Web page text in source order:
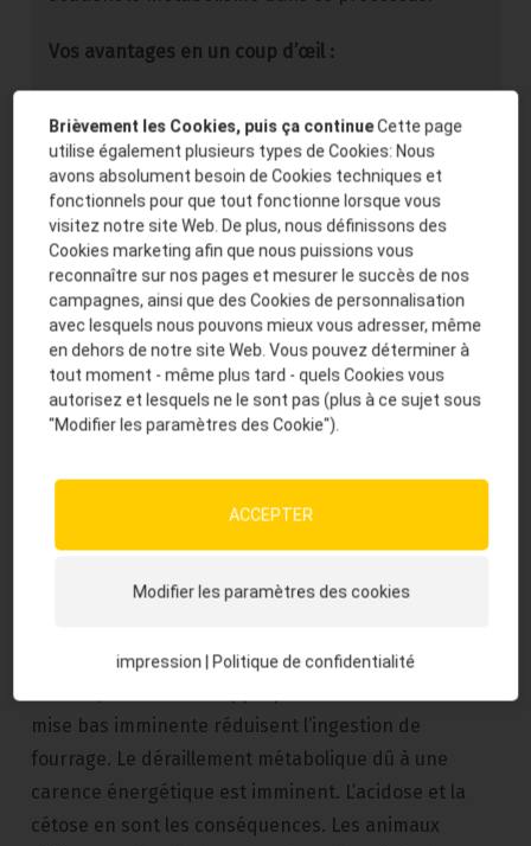
Vos avantages en un coup d’œil :
de comportement post-partum et de
déplacement de la caillette.
✓Haute performance grâce à une préparation
optimale du métabolisme.
✓Vitalité des veaux grâce à des dépôts de
substances actives complets.
Une alimentation complémentaire
adaptée pour préparer la naissance
Pour que le début de la lactation soit réussi, la vache
élevé permet de stabiliser le métabolisme.
un apport alimentaire élevé. La chaleur, la haute
mise bas imminente réduisent l’ingestion de
fourrage. Le déraillement métabolique dû à une
carence énergétique est imminent. L’acidose et la
cétose en sont les conséquences. Les animaux
Brièvement les Cookies, puis ça continueCette page
utilise également plusieurs types de Cookies: Nous
avons absolument besoin de Cookies techniques et
fonctionnels pour que tout fonctionne lorsque vous
visitez notre site Web. De plus, nous définissons des
Cookies marketing afin que nous puissions vous
reconnaître sur nos pages et mesurer le succès de nos
campagnes, ainsi que des Cookies de personnalisation
avec lesquels nous pouvons mieux vous adresser, même
en dehors de notre site Web. Vous pouvez déterminer à
tout moment - même plus tard - quels Cookies vous
autorisez et lesquels ne le sont pas (plus à ce sujet sous
"Modifier les paramètres des Cookie").
ACCEPTER
Modifier les paramètres des cookies
impression | Politique de confidentialité